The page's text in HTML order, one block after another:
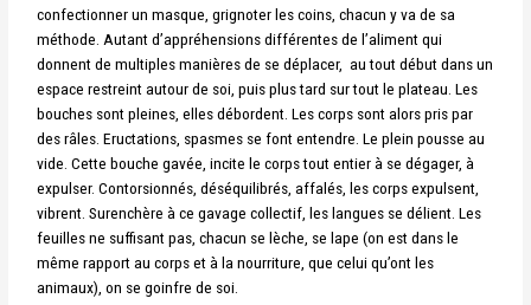
confectionner un masque, grignoter les coins, chacun y va de sa
méthode. Autant d’appréhensions différentes de l’aliment qui
donnent de multiples manières de se déplacer, au tout début dans un
espace restreint autour de soi, puis plus tard sur tout le plateau. Les
bouches sont pleines, elles débordent. Les corps sont alors pris par
des râles. Eructations, spasmes se font entendre. Le plein pousse au
vide. Cette bouche gavée, incite le corps tout entier à se dégager, à
expulser. Contorsionnés, déséquilibrés, affalés, les corps expulsent,
vibrent. Surenchère à ce gavage collectif, les langues se délient. Les
feuilles ne suffisant pas, chacun se lèche, se lape (on est dans le
même rapport au corps et à la nourriture, que celui qu’ont les
animaux), on se goinfre de soi.